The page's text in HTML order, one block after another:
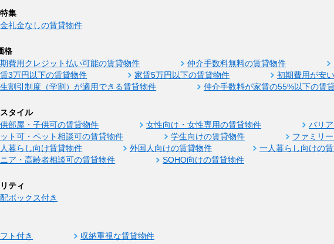
集
礼金なしの賃貸物件
格
費用クレジット払い可能の賃貸物件 仲介手数料無料の賃貸物件
3万円以下の賃貸物件
家賃5万円以下の賃貸物件 初期費用が安
割引制度（学割）が適用できる賃貸物件
仲介手数料が家賃の55%以下の賃
タイル
部屋・子供可の賃貸物件 女性向け・女性専用の賃貸物件
バリ
ト可・ペット相談可の賃貸物件
学生向けの賃貸物件 ファミリ
暮らし向け賃貸物件
外国人向けの賃貸物件
一人暮らし向けの
ア・高齢者相談可の賃貸物件
SOHO向けの賃貸物件
ティ
ボックス付き
ト付き 収納重視な賃貸物件